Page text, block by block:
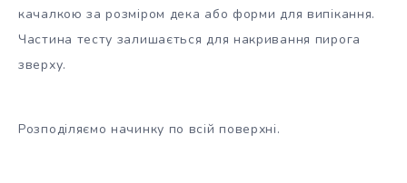
качалкою за розміром дека або форми для випікання.
Частина тесту залишається для накривання пирога
зверху.
Розподіляємо начинку по всій поверхні.